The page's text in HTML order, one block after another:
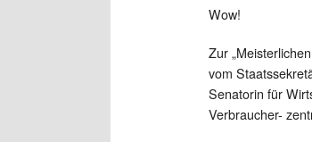
Wow!
Zur
vom
Senatorin für
Verbraucher-